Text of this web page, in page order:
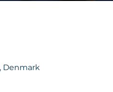
Denmark